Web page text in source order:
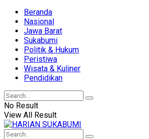
Beranda
Nasional
Jawa Barat
Sukabumi
Politik & Hukum
Peristiwa
Wisata & Kuliner
Pendidikan
No Result
View All Result